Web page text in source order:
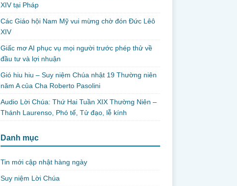
XIV tại Pháp
Các Giáo hội Nam Mỹ vui mừng chờ đón Đức Lêô
XIV
Giấc mơ AI phục vụ mọi người trước phép thử về
đầu tư và lợi nhuận
Gió hiu hiu – Suy niệm Chúa nhật 19 Thường niên
năm A của Cha Roberto Pasolini
Audio Lời Chúa: Thứ Hai Tuần XIX Thường Niên –
Thánh Laurenso, Phó tế, Tử đạo, lễ kính
Danh mục
Tin mới cập nhật hàng ngày
Suy niệm Lời Chúa